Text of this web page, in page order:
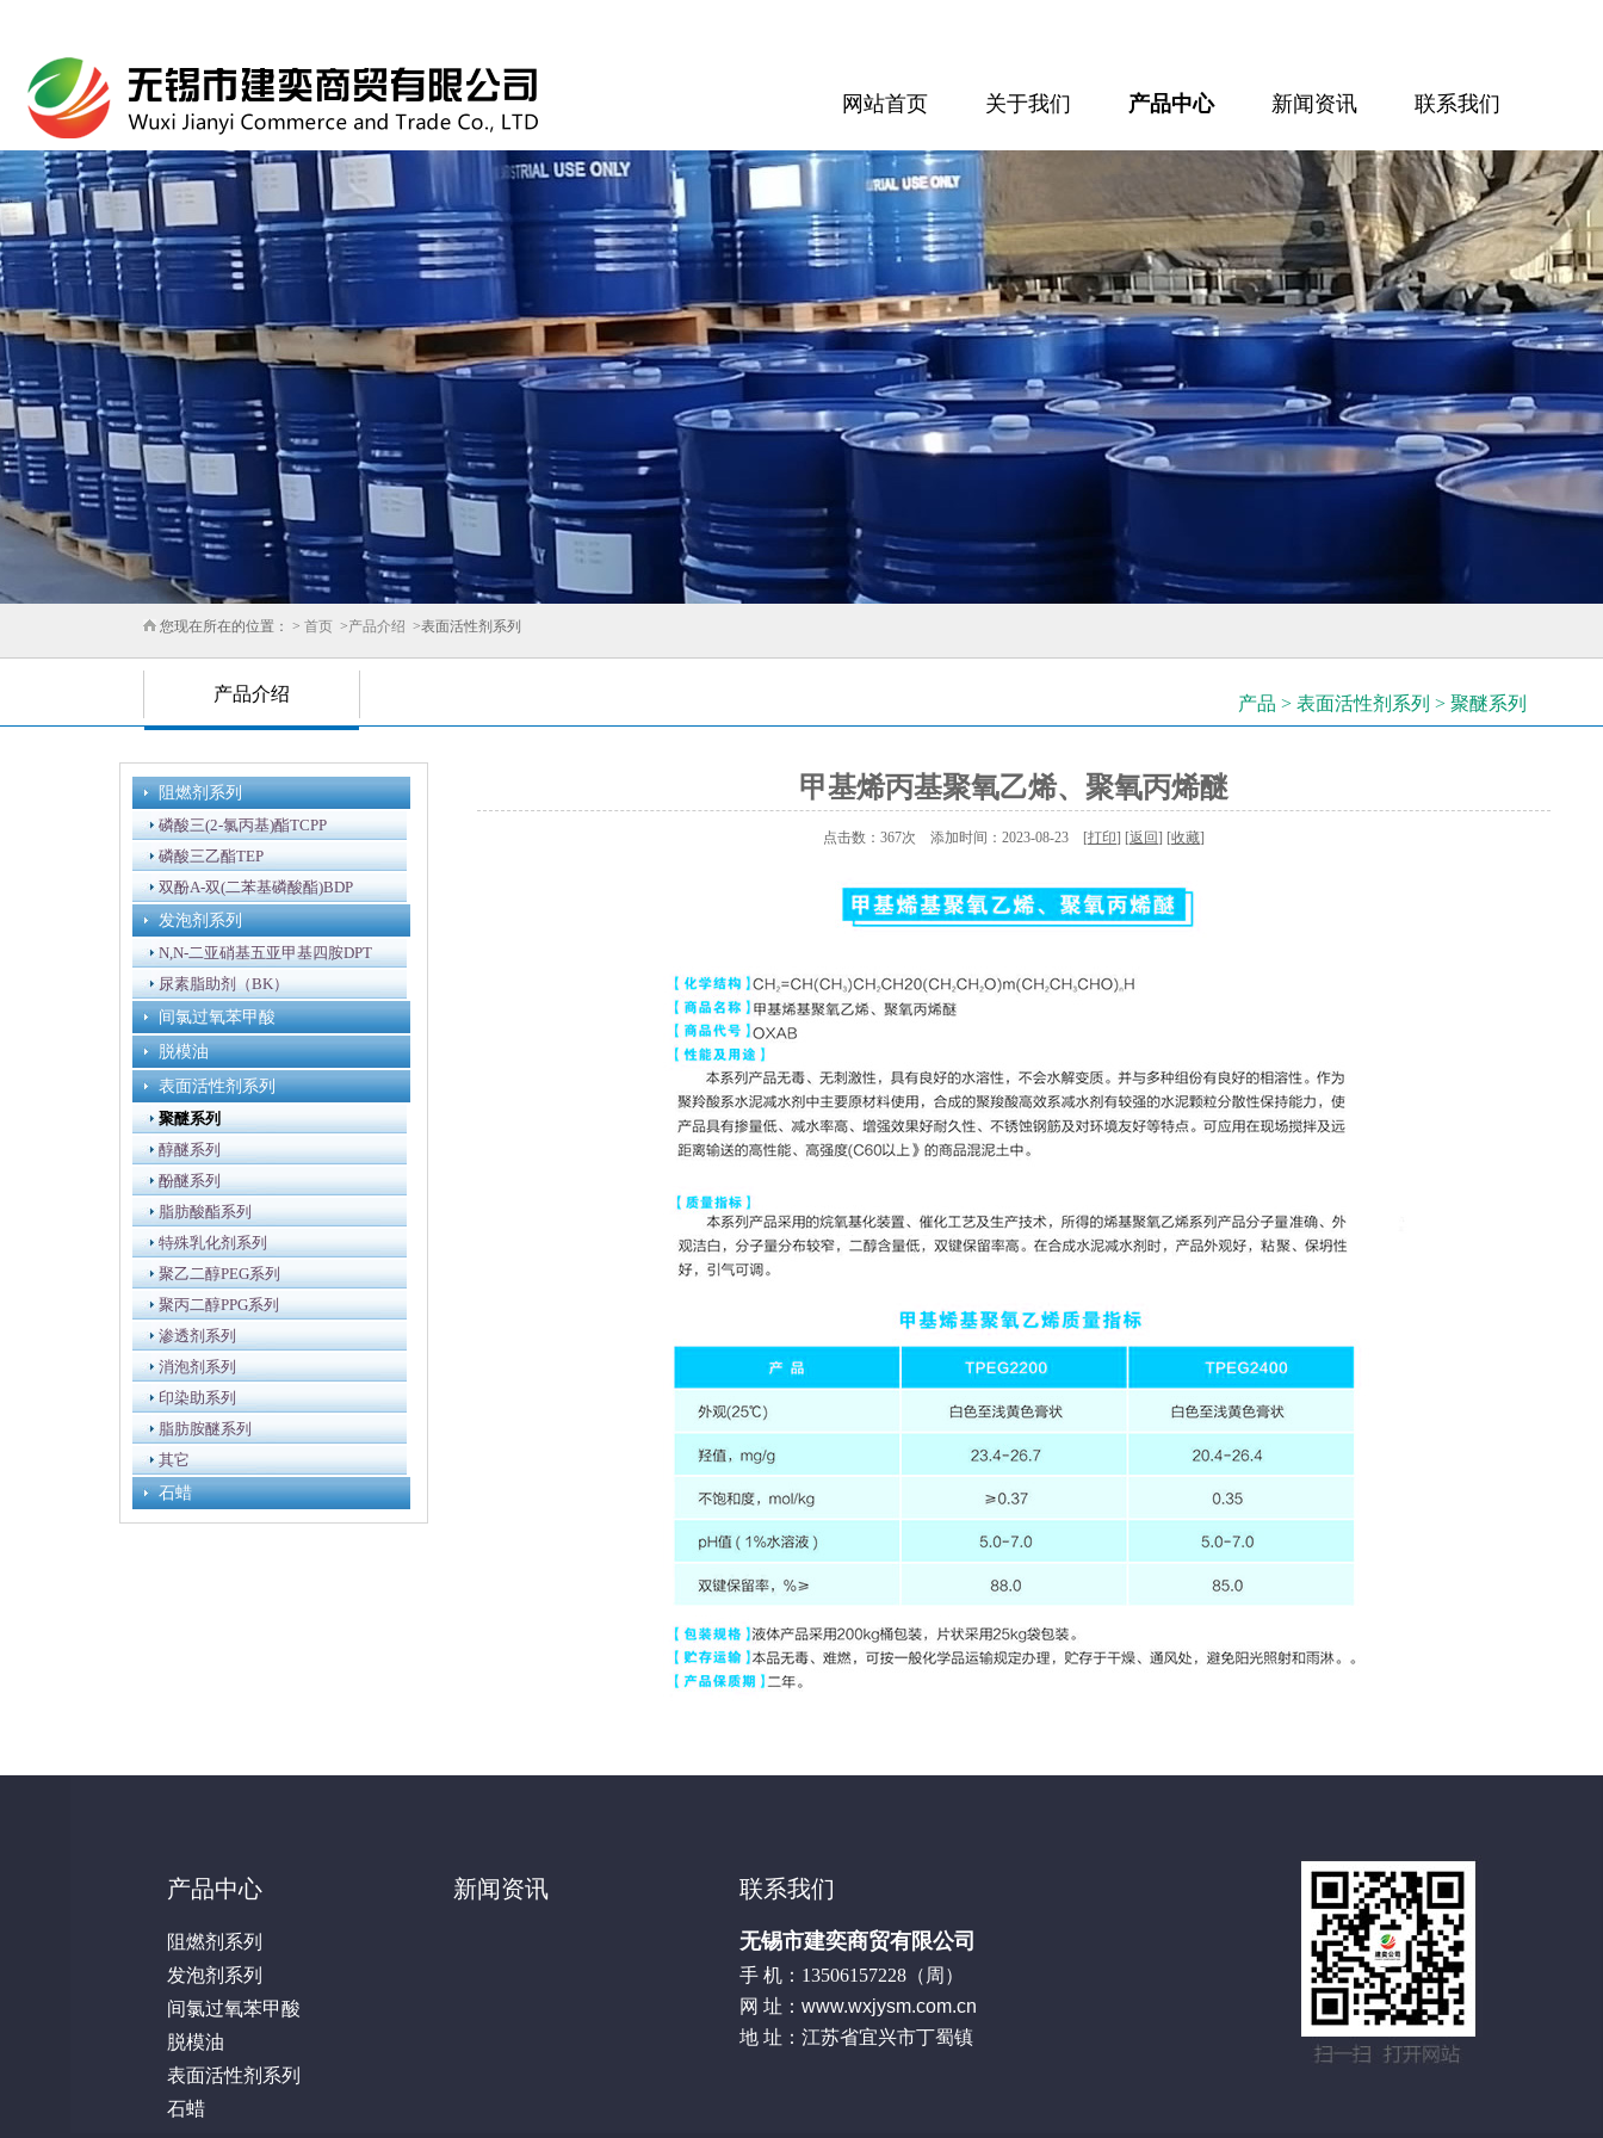
网站首页 关于我们 产品中心 新闻资讯 联系我们
您现在所在的位置： > 首页 >产品介绍 >表面活性剂系列
产品介绍 产品 > 表面活性剂系列 > 聚醚系列
阻燃剂系列
磷酸三(2-氯丙基)酯TCPP
磷酸三乙酯TEP
双酚A-双(二苯基磷酸酯)BDP
发泡剂系列
N,N-二亚硝基五亚甲基四胺DPT
尿素脂助剂（BK）
间氯过氧苯甲酸
脱模油
表面活性剂系列
聚醚系列
醇醚系列
酚醚系列
脂肪酸酯系列
特殊乳化剂系列
聚乙二醇PEG系列
聚丙二醇PPG系列
渗透剂系列
消泡剂系列
印染助系列
脂肪胺醚系列
其它
石蜡
甲基烯丙基聚氧乙烯、聚氧丙烯醚
点击数：367次 添加时间：2023-08-23 [打印] [返回] [收藏]
产品中心
阻燃剂系列
发泡剂系列
间氯过氧苯甲酸
脱模油
表面活性剂系列
石蜡
新闻资讯 联系我们
无锡市建奕商贸有限公司
手 机：13506157228（周）
网 址： www.wxjysm.com.cn
地 址：江苏省宜兴市丁蜀镇